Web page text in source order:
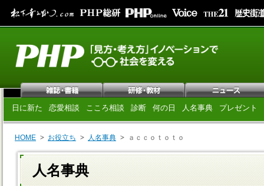
日に新た 恋愛相談 こころ相談 診断 何の日 人名事典 プレゼント
HOME お役立ち 人名事典 ａｃｃｏｔｏｔｏ
人名事典